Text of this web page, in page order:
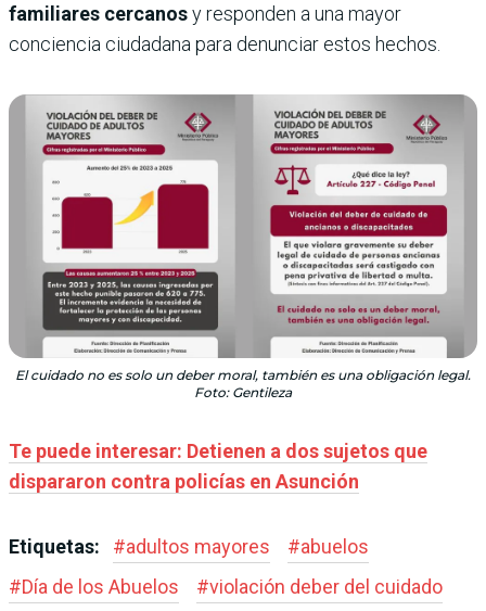
familiares cercanosy responden a una mayor
conciencia ciudadana para denunciar estos hechos.
El cuidado no es solo un deber moral, también es una obligación legal.
Foto: Gentileza
Te puede interesar: Detienen a dos sujetos que
dispararon contra policías en Asunción
Etiquetas: #adultos mayores #abuelos
#Día de los Abuelos #violación deber del cuidado